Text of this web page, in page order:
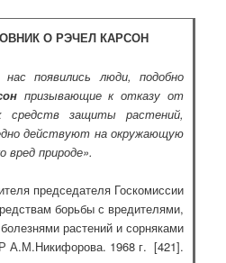
О РЭЧЕЛ КАРСОН
появились люди, подобно
призывающие к отказу от
средств защиты растений,
действуют на окружающую
вред природе».
председателя Госкомиссии
борьбы с вредителями,
болезнями растений и сорняками
А.М.Никифорова. 1968 г. [421].